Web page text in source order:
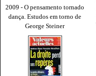
2009 - O pensamento tornado
dança. Estudos em torno de
George Steiner